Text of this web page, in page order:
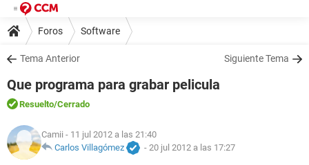
Foros Software
Tema Anterior Siguiente Tema
Que programa para grabar pelicula
Resuelto/Cerrado
Camii - 11 jul 2012 a las 21:40
Carlos Villagómez
- 20 jul 2012 a las 17:27